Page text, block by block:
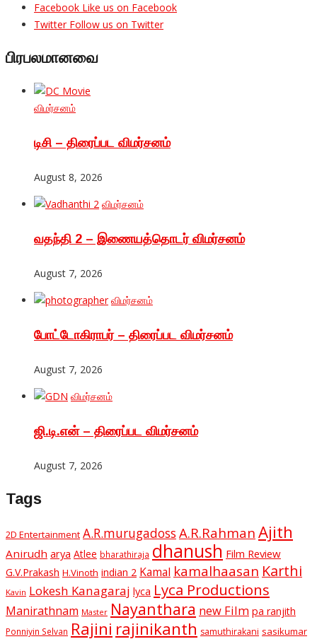
Facebook Like us on Facebook
Twitter Follow us on Twitter
பிரபலமானவை
விமர்சனம்
டிசி – திரைப்பட விமர்சனம்
August 8, 2026
விமர்சனம்
வதந்தி 2 – இணையத்தொடர் விமர்சனம்
August 7, 2026
விமர்சனம்
போட்டோகிராபர் – திரைப்பட விமர்சனம்
August 7, 2026
விமர்சனம்
ஜி.டி.என் – திரைப்பட விமர்சனம்
August 7, 2026
Tags
2D Entertainment A.R.murugadoss A.R.Rahman Ajith
Anirudh arya Atlee bharathiraja dhanush Film Review
G.V.Prakash H.Vinoth indian 2 Kamal kamalhaasan Karthi
Kavin Lokesh Kanagaraj lyca Lyca Productions
Manirathnam Master Nayanthara new Film pa ranjith
Ponniyin Selvan Rajini rajinikanth samuthirakani sasikumar